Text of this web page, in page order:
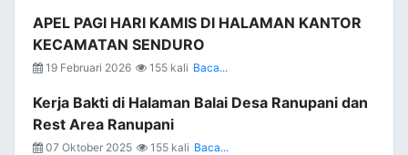
APEL PAGI HARI KAMIS DI HALAMAN KANTOR
KECAMATAN SENDURO
19 Februari 2026 155 kali Baca...
Kerja Bakti di Halaman Balai Desa Ranupani dan
Rest Area Ranupani
07 Oktober 2025 155 kali Baca...